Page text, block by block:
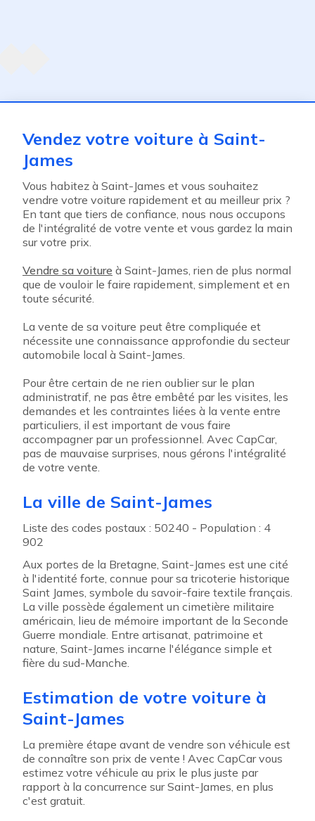
Vendez votre voiture à Saint-
James
Vous habitez à Saint-James et vous souhaitez
vendre votre voiture rapidement et au meilleur prix ?
En tant que tiers de confiance, nous nous occupons
de l'intégralité de votre vente et vous gardez la main
sur votre prix.
Vendre sa voiture à Saint-James, rien de plus normal
que de vouloir le faire rapidement, simplement et en
toute sécurité.
La vente de sa voiture peut être compliquée et
nécessite une connaissance approfondie du secteur
automobile local à Saint-James.
Pour être certain de ne rien oublier sur le plan
administratif, ne pas être embêté par les visites, les
demandes et les contraintes liées à la vente entre
particuliers, il est important de vous faire
accompagner par un professionnel. Avec CapCar,
pas de mauvaise surprises, nous gérons l'intégralité
de votre vente.
La ville de Saint-James
Liste des codes postaux : 50240 - Population : 4
902
Aux portes de la Bretagne, Saint-James est une cité
à l'identité forte, connue pour sa tricoterie historique
Saint James, symbole du savoir-faire textile français.
La ville possède également un cimetière militaire
américain, lieu de mémoire important de la Seconde
Guerre mondiale. Entre artisanat, patrimoine et
nature, Saint-James incarne l'élégance simple et
fière du sud-Manche.
Estimation de votre voiture à
Saint-James
La première étape avant de vendre son véhicule est
de connaître son prix de vente ! Avec CapCar vous
estimez votre véhicule au prix le plus juste par
rapport à la concurrence sur Saint-James, en plus
c'est gratuit.